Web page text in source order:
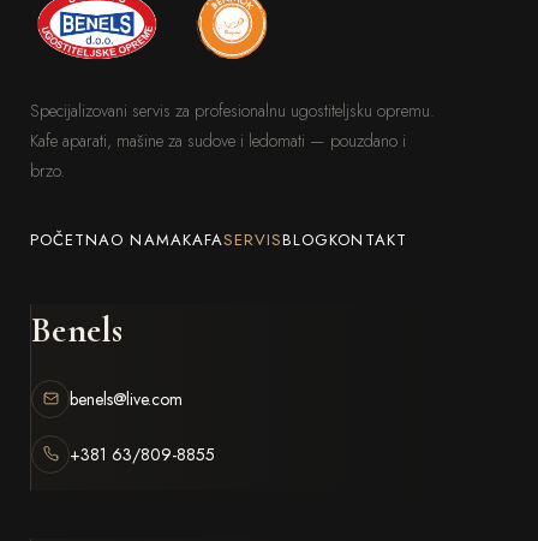
Specijalizovani servis za profesionalnu ugostiteljsku opremu.
Kafe aparati, mašine za sudove i ledomati — pouzdano i
brzo.
POČETNAO NAMAKAFASERVISBLOGKONTAKT
Benels
benels@live.com
+381 63/809-8855